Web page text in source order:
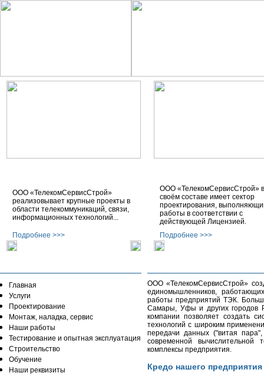
ООО «ТелекомСервисСтрой»
реализовывает крупные проекты в
области телекоммуникаций, связи,
информационных технологий...
Подробнее >>>
ООО «ТелекомСервисСтрой» в
своём составе имеет сектор
проектирования,
работы в соответствии с
действующей Лицензией.
Подробнее >>>
Главная
Услуги
Проектирование
Монтаж, наладка, сервис
Наши работы
Тестирование и опытная эксплуатация
Строительство
Обучение
Наши реквизиты
ООО «ТелекомСервисСтрой»
единомышленников,
работы предприятий ТЭК.
Самары, Уфы и других городов
компании позволяет создать
технологий с широким
передачи данных ("витая
современной
комплексы предприятия.
Кредо нашего